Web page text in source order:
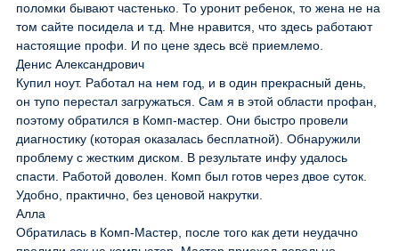
поломки бывают частенько. То уронит ребенок, то жена не на
том сайте посидела и т.д. Мне нравится, что здесь работают
настоящие профи. И по цене здесь всё приемлемо.
Денис Александрович
Купил ноут. Работал на нем год, и в один прекрасный день,
он тупо перестал загружаться. Сам я в этой области профан,
поэтому обратился в Комп-мастер. Они быстро провели
диагностику (которая оказалась бесплатной). Обнаружили
проблему с жестким диском. В результате инфу удалось
спасти. Работой доволен. Комп был готов через двое суток.
Удобно, практично, без ценовой накрутки.
Алла
Обратилась в Комп-Мастер, после того как дети неудачно